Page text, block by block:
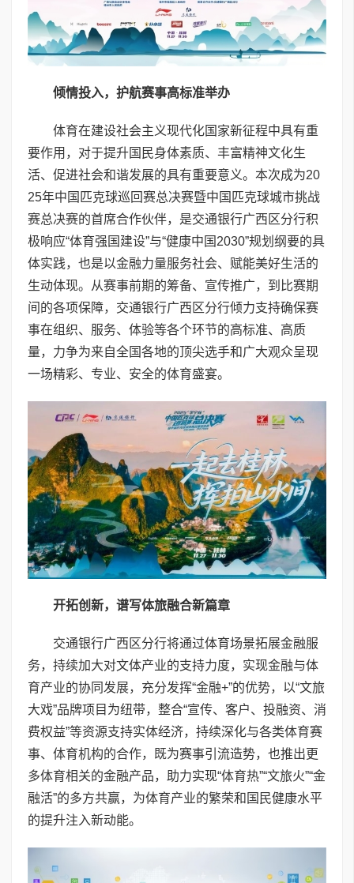
倾情投入，护航赛事高标准举办
体育在建设社会主义现代化国家新征程中具有重
要作用，对于提升国民身体素质、丰富精神文化生
活、促进社会和谐发展的具有重要意义。本次成为20
25年中国匹克球巡回赛总决赛暨中国匹克球城市挑战
赛总决赛的首席合作伙伴，是交通银行广西区分行积
极响应“体育强国建设”与“健康中国2030”规划纲要的具
体实践，也是以金融力量服务社会、赋能美好生活的
生动体现。从赛事前期的筹备、宣传推广，到比赛期
间的各项保障，交通银行广西区分行倾力支持确保赛
事在组织、服务、体验等各个环节的高标准、高质
量，力争为来自全国各地的顶尖选手和广大观众呈现
一场精彩、专业、安全的体育盛宴。
开拓创新，谱写体旅融合新篇章
交通银行广西区分行将通过体育场景拓展金融服
务，持续加大对文体产业的支持力度，实现金融与体
育产业的协同发展，充分发挥“金融+”的优势，以“文旅
大戏”品牌项目为纽带，整合“宣传、客户、投融资、消
费权益”等资源支持实体经济，持续深化与各类体育赛
事、体育机构的合作，既为赛事引流造势，也推出更
多体育相关的金融产品，助力实现“体育热”“文旅火”“金
融活”的多方共赢，为体育产业的繁荣和国民健康水平
的提升注入新动能。